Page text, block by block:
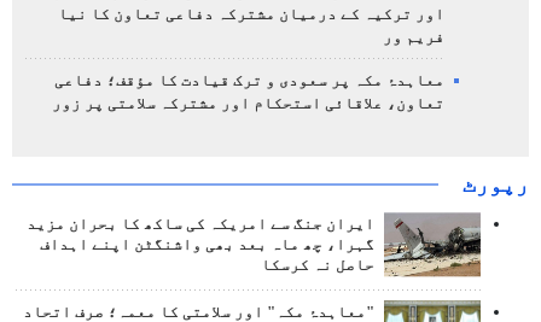
اور ترکیہ کے درمیان مشترکہ دفاعی تعاون کا نیا
فریم ور
معاہدۂ مکہ پر سعودی و ترک قیادت کا مؤقف؛ دفاعی
تعاون، علاقائی استحکام اور مشترکہ سلامتی پر زور
رپورٹ
ایران جنگ سے امریکہ کی ساکھ کا بحران مزید
گہرا، چھ ماہ بعد بھی واشنگٹن اپنے اہداف
حاصل نہ کرسکا
"معاہدۂ مکہ" اور سلامتی کا معمہ؛ صرف اتحاد